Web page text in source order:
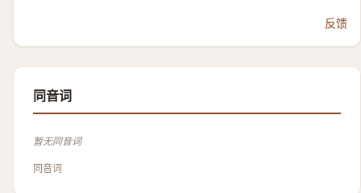
反馈
同音词
暂无同音词
同音词